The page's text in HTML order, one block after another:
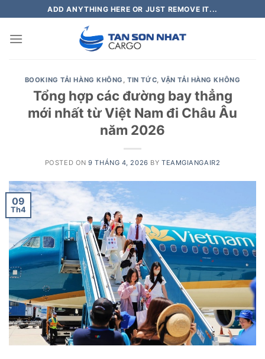
to
content
ADD ANYTHING HERE OR JUST REMOVE IT...
BOOKING TẢI HÀNG KHÔNG ,TIN TỨC,VẬN TẢI HÀNG KHÔNG
Tổng hợp các đường bay thẳng
mới nhất từ Việt Nam đi Châu Âu
năm 2026
POSTED ON9 THÁNG 4, 2026 BY TEAMGIANGAIR2
09
Th4